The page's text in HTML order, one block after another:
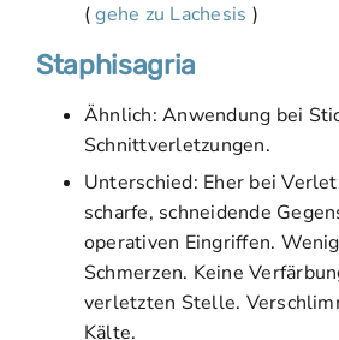
(gehe zu Lachesis )
Staphisagria
Ähnlich: Anwendung bei
Schnittverletzungen.
Unterschied: Eher bei
scharfe, schneidende
operativen Eingriffen.
Schmerzen. Keine
verletzten Stelle.
Kälte.